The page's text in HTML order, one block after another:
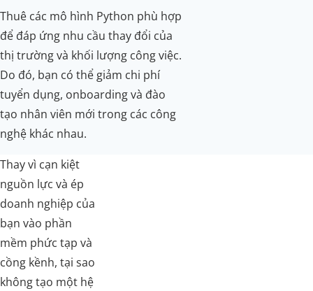
Thuê các mô hình Python phù hợp
để đáp ứng nhu cầu thay đổi của
thị trường và khối lượng công việc.
Do đó, bạn có thể giảm chi phí
tuyển dụng, onboarding và đào
tạo nhân viên mới trong các công
nghệ khác nhau.
Thay vì cạn kiệt
nguồn lực và ép
doanh nghiệp của
bạn vào phần
mềm phức tạp và
cồng kềnh, tại sao
không tạo một hệ